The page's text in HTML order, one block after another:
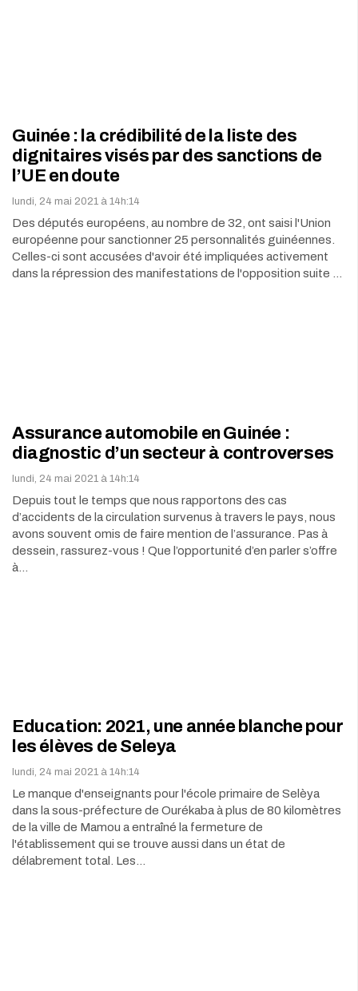
Guinée : la crédibilité de la liste des
dignitaires visés par des sanctions de
l’UE en doute
lundi, 24 mai 2021 à 14h:14
Des députés européens, au nombre de 32, ont saisi l'Union
européenne pour sanctionner 25 personnalités guinéennes.
Celles-ci sont accusées d'avoir été impliquées activement
dans la répression des manifestations de l'opposition suite …
Assurance automobile en Guinée :
diagnostic d’un secteur à controverses
lundi, 24 mai 2021 à 14h:14
Depuis tout le temps que nous rapportons des cas
d’accidents de la circulation survenus à travers le pays, nous
avons souvent omis de faire mention de l’assurance. Pas à
dessein, rassurez-vous ! Que l’opportunité d’en parler s’offre
à…
Education: 2021, une année blanche pour
les élèves de Seleya
lundi, 24 mai 2021 à 14h:14
Le manque d'enseignants pour l'école primaire de Selèya
dans la sous-préfecture de Ourékaba à plus de 80 kilomètres
de la ville de Mamou a entraîné la fermeture de
l'établissement qui se trouve aussi dans un état de
délabrement total. Les…